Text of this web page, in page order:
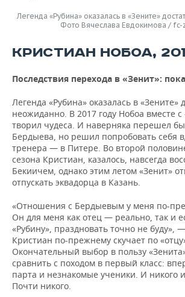
Легенда «Рубина» оказалась в «Зените»
Фото Вячеслава Евдокимова /
КРИСТИАН НОБОА,
Последствия перехода в «Зенит»:
Легенда «Рубина» оказалась в «Зените»
неожиданно. В 2017 году Нобоа вместе с
творил чудеса. И наверняка перешел
Бердыева, но решил попробовать себя
тренера — в Питере. Во второй
сезона Кристиан, казалось, навсегда
Бекиичем, однако этим летом «Зенит»
отпускать эквадорца в Казань.
«Отношения с Бердыевым у меня по-
Он для меня как отец — реально, так и
«Рубину», праздновать точно не буду»,
Кристиан по-прежнему скучает по
Окончательный выбор в пользу
сравнить с походом в первый класс:
парта и незнакомые ученики. И никого
Почти никого.